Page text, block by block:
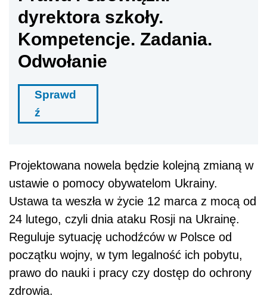
dyrektora szkoły.
Kompetencje. Zadania.
Odwołanie
Sprawd
ź
Projektowana nowela będzie kolejną zmianą w
ustawie o pomocy obywatelom Ukrainy.
Ustawa ta weszła w życie 12 marca z mocą od
24 lutego, czyli dnia ataku Rosji na Ukrainę.
Reguluje sytuację uchodźców w Polsce od
początku wojny, w tym legalność ich pobytu,
prawo do nauki i pracy czy dostęp do ochrony
zdrowia.